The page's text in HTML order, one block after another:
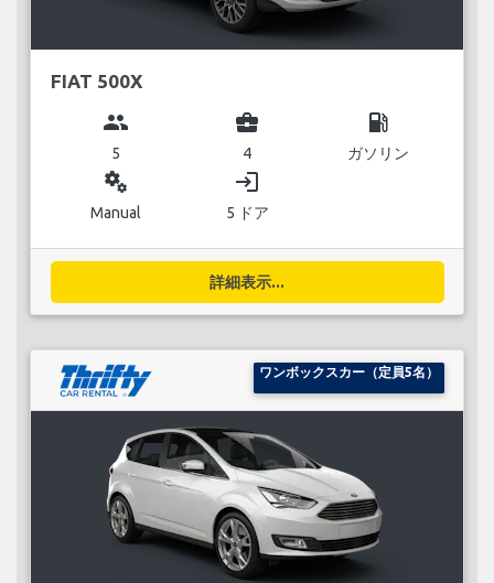
FIAT 500X
group
5
business_center
4
local_gas_station
ガソリン
miscellaneous_services
Manual
login
5 ドア
詳細表示...
ワンボックスカー（定員5名）